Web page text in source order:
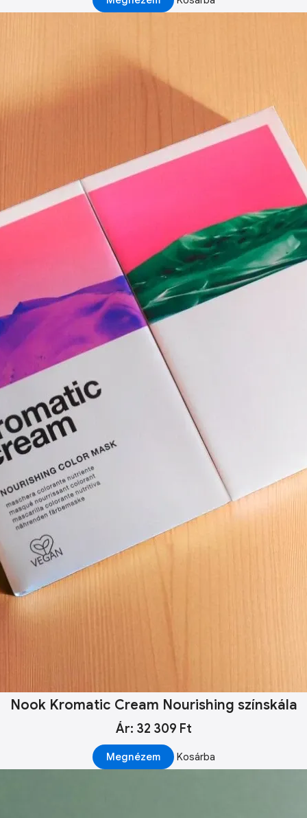
Nook Kromatic Cream Nourishing színskála
Ár: 32 309 Ft
Megnézem Kosárba